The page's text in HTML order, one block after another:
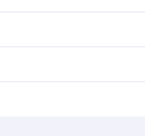
inicial para encontrar
via Doha a mais de 150
opera o voo. Nos voos